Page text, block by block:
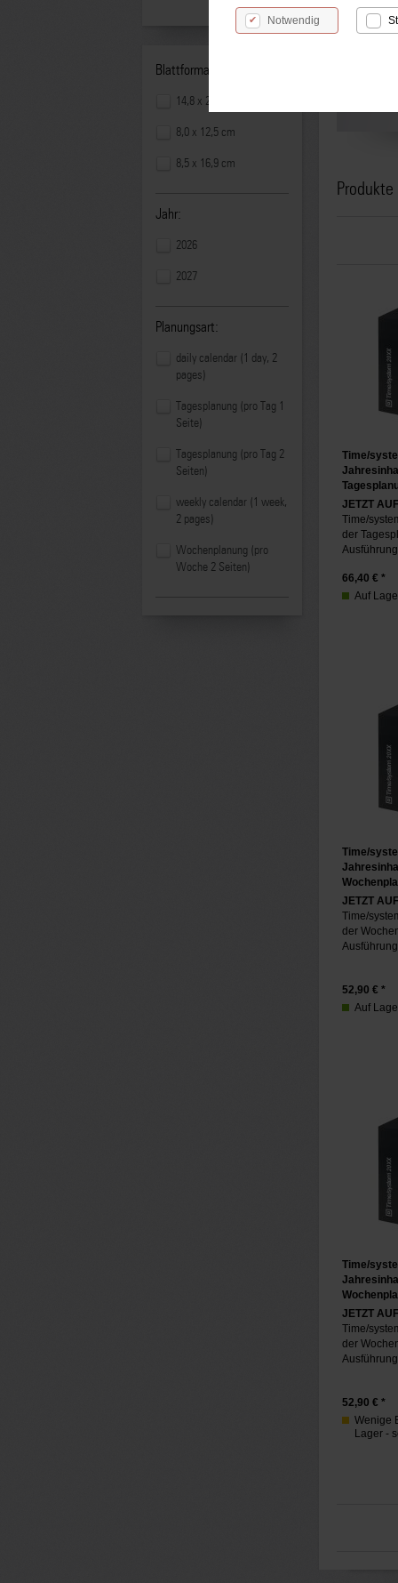
Notwendig
Blattformat:
14,8 x 21,0 cm
8,0 x 12,5 cm
8,5 x 16,9 cm
Jahr:
2026
2027
Planungsart:
daily calendar (1 day, 2
pages)
Tagesplanung (pro Tag 1
Seite)
Tagesplanung (pro Tag 2
Seiten)
weekly calendar (1 week,
2 pages)
Wochenplanung (pro
Woche 2 Seiten)
Produkte
Time/
JETZT
Time/
der
66,40 € *
Auf
Time/
JETZT
Time/
der
52,90 € *
Auf
Time/
JETZT
Time/
der
52,90 € *
Wenige
Lager -